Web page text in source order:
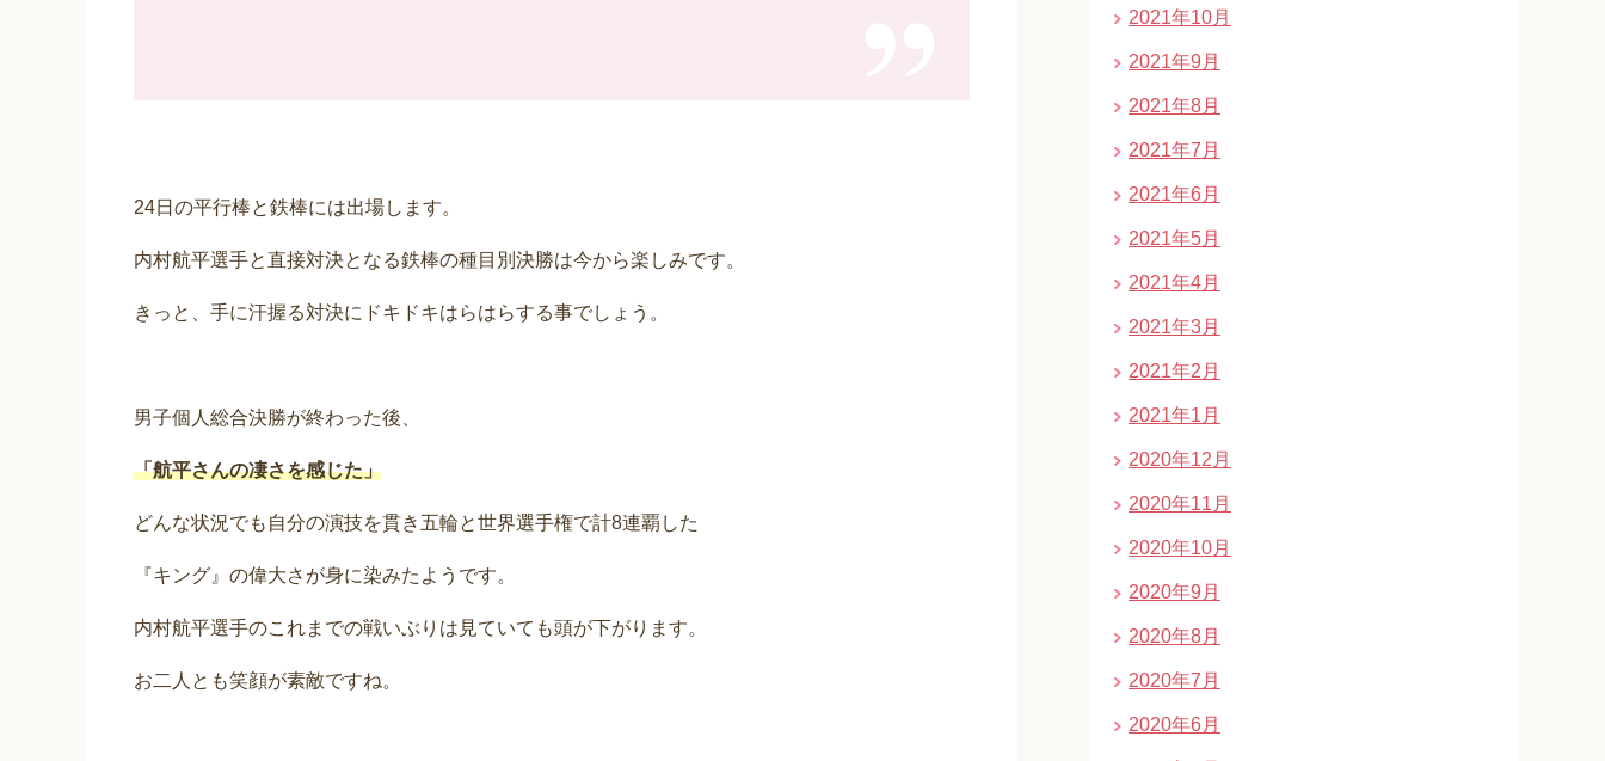
24日の平行棒と鉄棒には出場します。
内村航平選手と直接対決となる鉄棒の種目別決勝は今から楽しみです。
きっと、手に汗握る対決にドキドキはらはらする事でしょう。
男子個人総合決勝が終わった後、
「航平さんの凄さを感じた」
どんな状況でも自分の演技を貫き五輪と世界選手権で計8連覇した
『キング』の偉大さが身に染みたようです。
内村航平選手のこれまでの戦いぶりは見ていても頭が下がります。
お二人とも笑顔が素敵ですね。
2021年10月
2021年9月
2021年8月
2021年7月
2021年6月
2021年5月
2021年4月
2021年3月
2021年2月
2021年1月
2020年12月
2020年11月
2020年10月
2020年9月
2020年8月
2020年7月
2020年6月